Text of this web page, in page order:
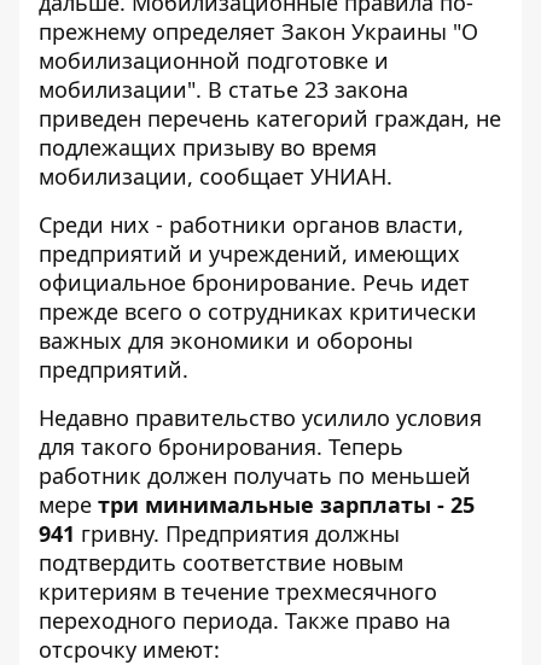
прежнему определяет Закон Украины "О
мобилизационной подготовке и
мобилизации". В статье 23 закона
приведен перечень категорий граждан, не
подлежащих призыву во время
мобилизации, сообщает УНИАН.
Среди них - работники органов власти,
предприятий и учреждений, имеющих
официальное бронирование. Речь идет
прежде всего о сотрудниках критически
важных для экономики и обороны
предприятий.
Недавно правительство усилило условия
для такого бронирования. Теперь
работник должен получать по меньшей
мере три минимальные зарплаты - 25
941 гривну. Предприятия должны
подтвердить соответствие новым
критериям в течение трехмесячного
переходного периода. Также право на
отсрочку имеют: